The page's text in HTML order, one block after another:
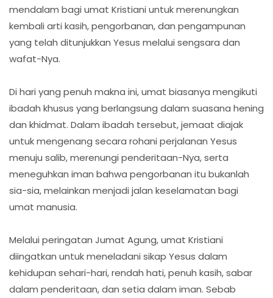
mendalam bagi umat Kristiani untuk merenungkan
kembali arti kasih, pengorbanan, dan pengampunan
yang telah ditunjukkan Yesus melalui sengsara dan
wafat-Nya.
Di hari yang penuh makna ini, umat biasanya mengikuti
ibadah khusus yang berlangsung dalam suasana hening
dan khidmat. Dalam ibadah tersebut, jemaat diajak
untuk mengenang secara rohani perjalanan Yesus
menuju salib, merenungi penderitaan-Nya, serta
meneguhkan iman bahwa pengorbanan itu bukanlah
sia-sia, melainkan menjadi jalan keselamatan bagi
umat manusia.
Melalui peringatan Jumat Agung, umat Kristiani
diingatkan untuk meneladani sikap Yesus dalam
kehidupan sehari-hari, rendah hati, penuh kasih, sabar
dalam penderitaan, dan setia dalam iman. Sebab